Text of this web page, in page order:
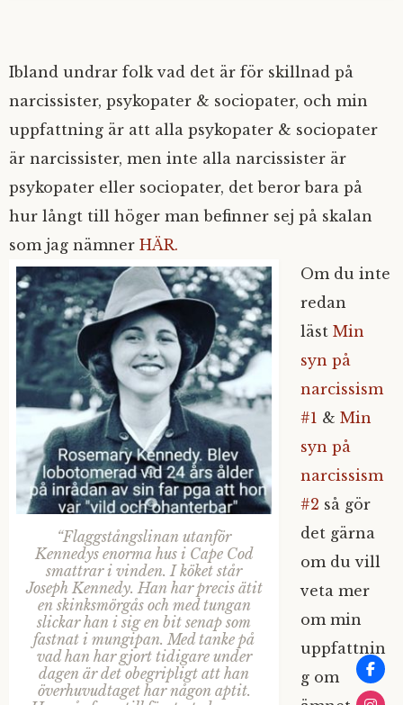
Ibland undrar folk vad det är för skillnad på
narcissister, psykopater & sociopater, och min
uppfattning är att alla psykopater & sociopater
är narcissister, men inte alla narcissister är
psykopater eller sociopater, det beror bara på
hur långt till höger man befinner sej på skalan
som jag nämner HÄR.
“Flaggstångslinan utanför
Kennedys enorma hus i Cape Cod
smattrar i vinden. I köket står
Joseph Kennedy. Han har precis ätit
en skinksmörgås och med tungan
slickar han i sig en bit senap som
fastnat i mungipan. Med tanke på
vad han har gjort tidigare under
dagen är det obegripligt att han
överhuvudtaget har någon aptit.
Om du inte
redan
läst Min
syn på
narcissism
#1 & Min
syn på
narcissism
#2 så gör
det gärna
om du vill
veta mer
om min
uppfattnin
g om